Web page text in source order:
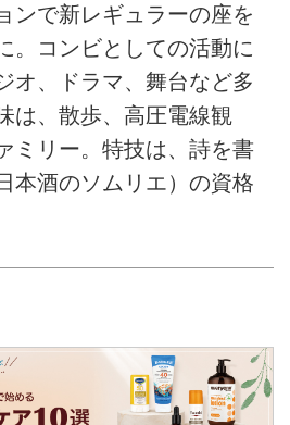
ンで新レギュラーの座を
。コンビとしての活動に
オ、ドラマ、舞台など多
は、散歩、高圧電線観
ミリー。特技は、詩を書
本酒のソムリエ）の資格